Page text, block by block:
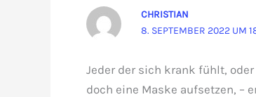
CHRISTIAN
8. SEPTEMBER 2022 UM
Jeder der sich krank fühlt,
doch eine Maske aufsetzen, –